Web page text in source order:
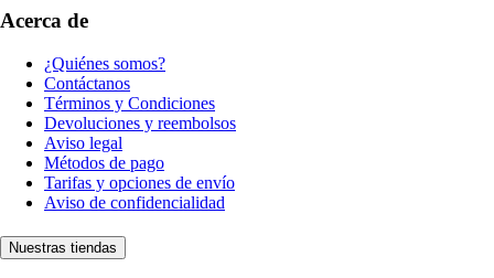
Acerca de
¿Quiénes somos?
Contáctanos
Términos y Condiciones
Devoluciones y reembolsos
Aviso legal
Métodos de pago
Tarifas y opciones de envío
Aviso de confidencialidad
Nuestras tiendas